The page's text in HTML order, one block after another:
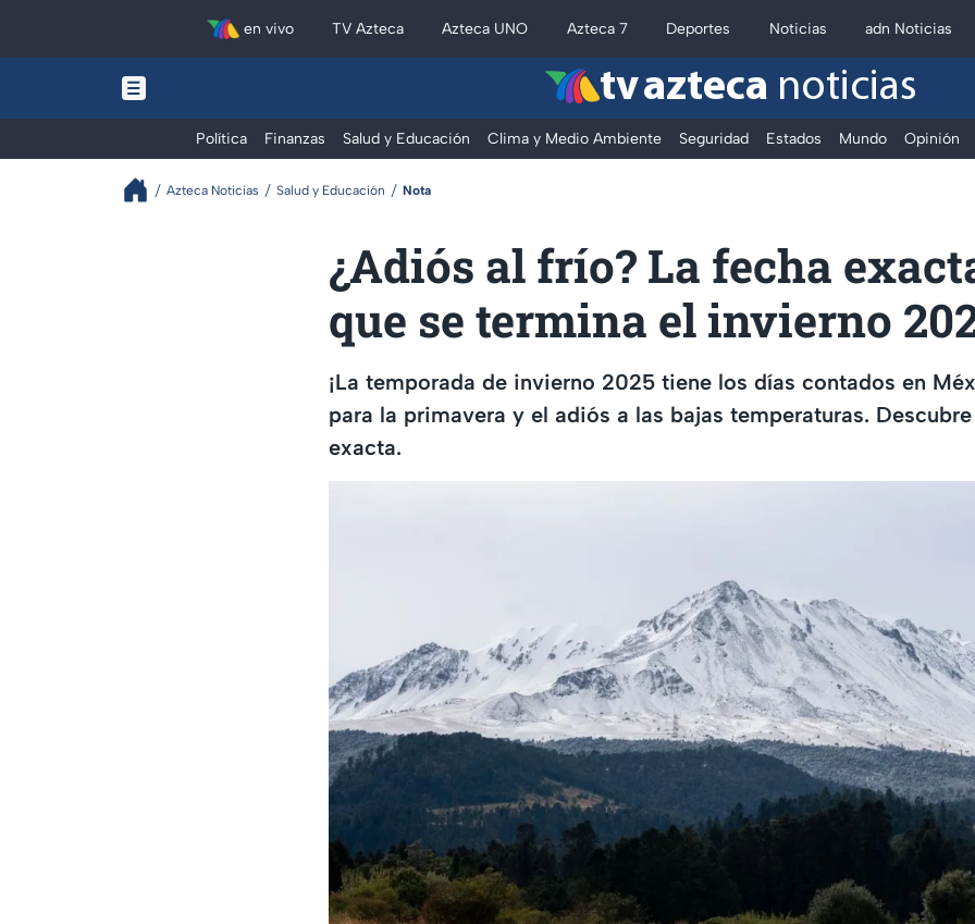
en vivo TV Azteca Azteca UNO Azteca 7 Deportes Noticias adn Noticias
tv azteca noticias
Política Finanzas Salud y Educación Clima y Medio Ambiente Seguridad Estados Mundo Opinión
Azteca Noticias Salud y Educación Nota
¿Adiós al frío? La fecha
que se termina el invierno
¡La temporada de invierno 2025 tiene los días contados en
para la primavera y el adiós a las bajas temperaturas.
exacta.